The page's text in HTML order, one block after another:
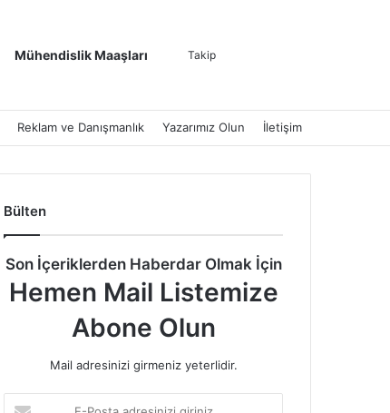
Mühendislik Maaşları Takip
Reklam ve Danışmanlık Yazarımız Olun İletişim
Bülten
Son İçeriklerden Haberdar Olmak İçin
Hemen Mail Listemize
Abone Olun
Mail adresinizi girmeniz yeterlidir.